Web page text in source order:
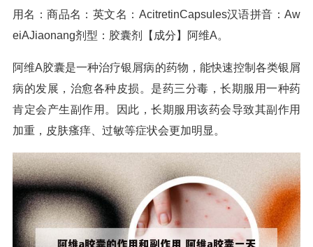
用名：商品名：英文名：AcitretinCapsules汉语拼音：Aw
eiAJiaonang剂型：胶囊剂【成分】阿维A。
阿维A胶囊是一种治疗银屑病的药物，能快速控制各类银屑
病的发展，治愈各种皮损。是药三分毒，长期服用一种药
肯定会产生副作用。因此，长期服用该药会导致其副作用
加重，皮肤瘙痒、过敏等症状会更加明显。